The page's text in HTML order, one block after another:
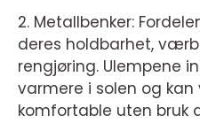
2. Metallbenker:
deres holdbarhet,
rengjøring. Ulempene
varmere i solen og
komfortable uten bruk